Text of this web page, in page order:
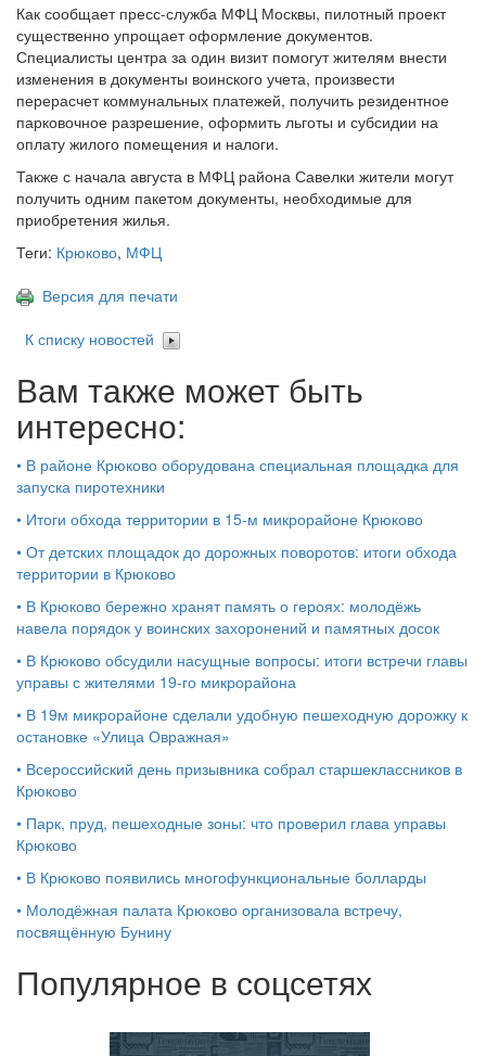
Как сообщает пресс-служба МФЦ Москвы, пилотный проект
существенно упрощает оформление документов.
Специалисты центра за один визит помогут жителям внести
изменения в документы воинского учета, произвести
перерасчет коммунальных платежей, получить резидентное
парковочное разрешение, оформить льготы и субсидии на
оплату жилого помещения и налоги.
Также с начала августа в МФЦ района Савелки жители могут
получить одним пакетом документы, необходимые для
приобретения жилья.
Теги: Крюково, МФЦ
Версия для печати
К списку новостей
Вам также может быть
интересно:
• В районе Крюково оборудована специальная площадка для
запуска пиротехники
• Итоги обхода территории в 15‑м микрорайоне Крюково
• От детских площадок до дорожных поворотов: итоги обхода
территории в Крюково
• В Крюково бережно хранят память о героях: молодёжь
навела порядок у воинских захоронений и памятных досок
• В Крюково обсудили насущные вопросы: итоги встречи главы
управы с жителями 19‑го микрорайона
• В 19м микрорайоне сделали удобную пешеходную дорожку к
остановке «Улица Овражная»
• Всероссийский день призывника собрал старшеклассников в
Крюково
• Парк, пруд, пешеходные зоны: что проверил глава управы
Крюково
• В Крюково появились многофункциональные болларды
• Молодёжная палата Крюково организовала встречу,
посвящённую Бунину
Популярное в соцсетях